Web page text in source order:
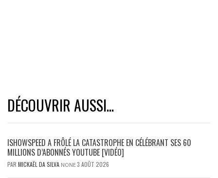
DÉCOUVRIR AUSSI...
ISHOWSPEED A FRÔLÉ LA CATASTROPHE EN CÉLÉBRANT SES 60
MILLIONS D’ABONNÉS YOUTUBE [VIDÉO]
PAR MICKAËL DA SILVA NONE3 AOÛT 2026